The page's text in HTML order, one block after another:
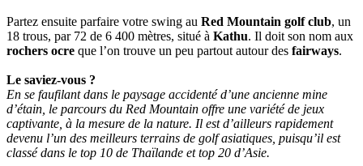
Partez ensuite parfaire votre swing au Red Mountain golf club, un
18 trous, par 72 de 6 400 mètres, situé à Kathu. Il doit son nom aux
rochers ocre que l’on trouve un peu partout autour des fairways.
Le saviez-vous ?
En se faufilant dans le paysage accidenté d’une ancienne mine
d’étain, le parcours du Red Mountain offre une variété de jeux
captivante, à la mesure de la nature. Il est d’ailleurs rapidement
devenu l’un des meilleurs terrains de golf asiatiques, puisqu’il est
classé dans le top 10 de Thaïlande et top 20 d’Asie.